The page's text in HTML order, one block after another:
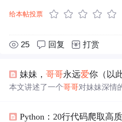
给本帖投票
25 回复 打赏
妹妹，哥哥永远爱你（以此
本文讲述了一个哥哥对妹妹深情